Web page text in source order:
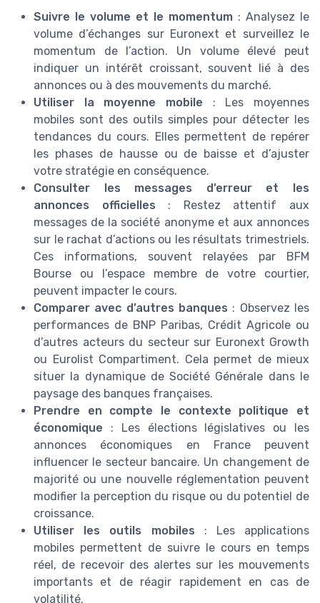
Suivre le volume et le momentum : Analysez le
volume d’échanges sur Euronext et surveillez le
momentum de l’action. Un volume élevé peut
indiquer un intérêt croissant, souvent lié à des
annonces ou à des mouvements du marché.
Utiliser la moyenne mobile : Les moyennes
mobiles sont des outils simples pour détecter les
tendances du cours. Elles permettent de repérer
les phases de hausse ou de baisse et d’ajuster
votre stratégie en conséquence.
Consulter les messages d’erreur et les
annonces officielles : Restez attentif aux
messages de la société anonyme et aux annonces
sur le rachat d’actions ou les résultats trimestriels.
Ces informations, souvent relayées par BFM
Bourse ou l’espace membre de votre courtier,
peuvent impacter le cours.
Comparer avec d’autres banques : Observez les
performances de BNP Paribas, Crédit Agricole ou
d’autres acteurs du secteur sur Euronext Growth
ou Eurolist Compartiment. Cela permet de mieux
situer la dynamique de Société Générale dans le
paysage des banques françaises.
Prendre en compte le contexte politique et
économique : Les élections législatives ou les
annonces économiques en France peuvent
influencer le secteur bancaire. Un changement de
majorité ou une nouvelle réglementation peuvent
modifier la perception du risque ou du potentiel de
croissance.
Utiliser les outils mobiles : Les applications
mobiles permettent de suivre le cours en temps
réel, de recevoir des alertes sur les mouvements
importants et de réagir rapidement en cas de
volatilité.